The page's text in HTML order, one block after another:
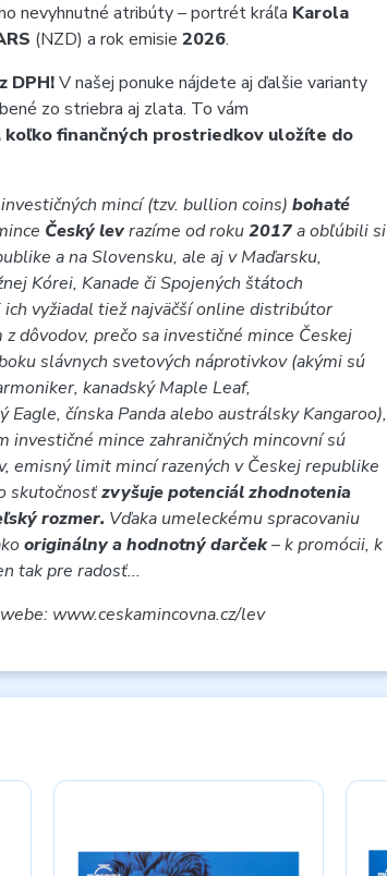
nevyhnutné atribúty – portrét kráľa Karola
(NZD) a rok emisie 2026.
DPH!V našej ponuke nájdete aj ďalšie varianty
zo striebra aj zlata. To vám
finančných prostriedkov uložíte do
mincí (tzv. bullion coins) bohaté
Český levrazíme od roku2017a obľúbili si
a na Slovensku, ale aj v Maďarsku,
Kórei, Kanade či Spojených štátoch
vyžiadal tiež najväčší online distribútor
dôvodov, prečo sa investičné mince Českej
slávnych svetových náprotivkov (akými sú
kanadský Maple Leaf,
čínska Panda alebo austrálsky Kangaroo),
investičné mince zahraničných mincovní sú
emisný limit mincí razených v Českej republike
skutočnosťzvyšuje potenciál zhodnotenia
rozmer. Vďaka umeleckému spracovaniu
originálny a hodnotný darček–k promócii, k
tak pre radosť...
www.ceskamincovna.cz/lev